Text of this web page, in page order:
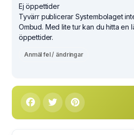
Ej öppettider
Tyvärr publicerar Systembolaget
Ombud. Med lite tur kan du hitta en
öppettider.
Anmäl fel / ändringar